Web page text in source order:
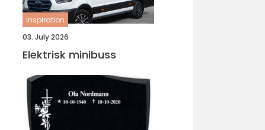
inspiration
03. July 2026
Elektrisk minibuss